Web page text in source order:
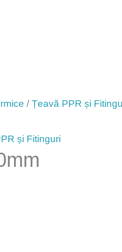
/ Țeavă PPR și
și Fitinguri